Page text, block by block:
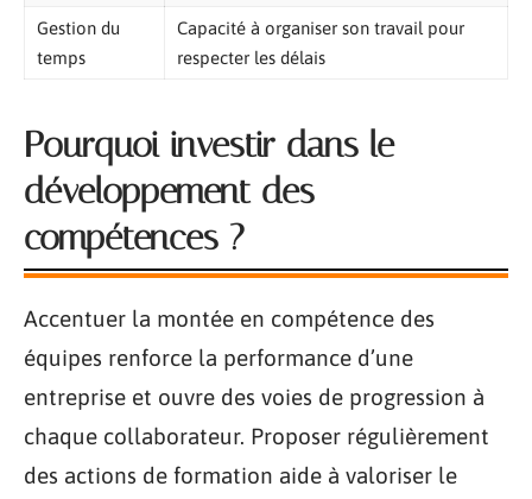
Gestion du
temps
Capacité à organiser son travail pour
respecter les délais
Pourquoi investir dans le
développement des
compétences ?
Accentuer la montée en compétence des
équipes renforce la performance d’une
entreprise et ouvre des voies de progression à
chaque collaborateur. Proposer régulièrement
des actions de formation aide à valoriser le